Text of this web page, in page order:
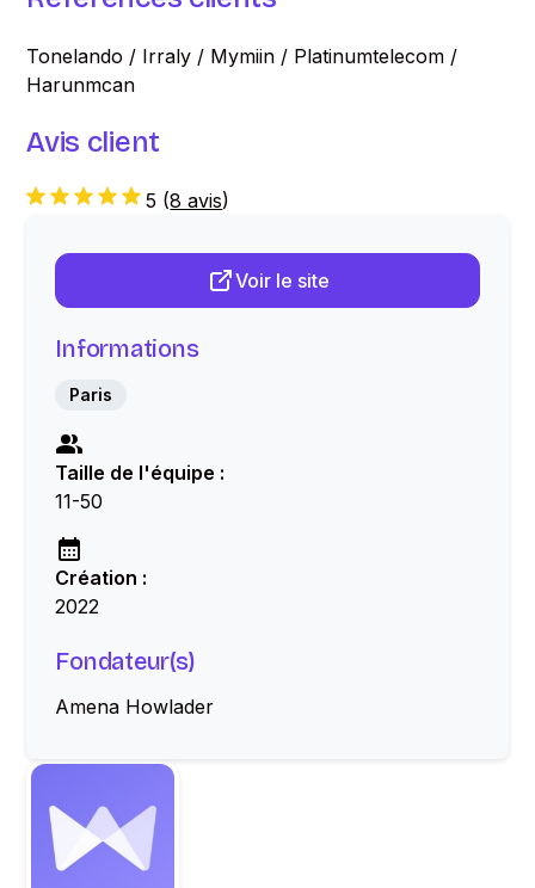
Tonelando / Irraly / Mymiin / Platinumtelecom /
Harunmcan
Avis client
5 (8 avis)
Voir le site
Informations
Paris
Taille de l'équipe :
11-50
Création :
2022
Fondateur(s)
Amena Howlader